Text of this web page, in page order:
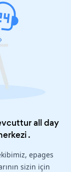
all day
.
epages
sizin için